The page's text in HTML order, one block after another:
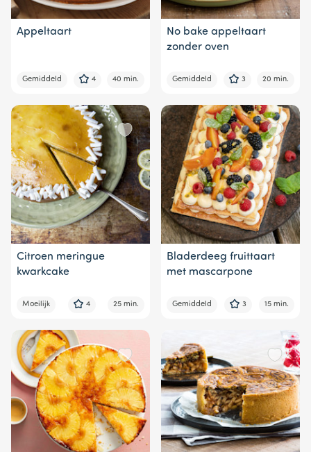
Appeltaart
Gemiddeld 4 40 min.
No bake appeltaart
zonder oven
Gemiddeld 3 20 min.
Citroen meringue
kwarkcake
Moeilijk 4 25 min.
Bladerdeeg fruittaart
met mascarpone
Gemiddeld 3 15 min.